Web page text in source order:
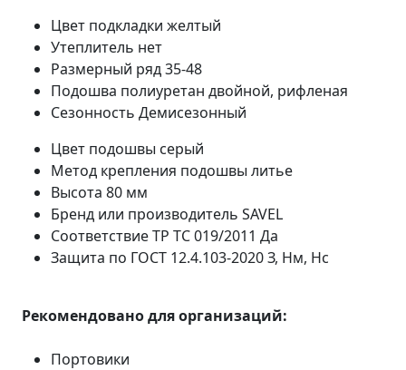
Цвет подкладки желтый
Утеплитель нет
Размерный ряд35-48
Подошва полиуретан двойной, рифленая
Сезонность Демисезонный
Цвет подошвы серый
Метод крепления подошвы литье
Высота 80 мм
Бренд или производитель SAVEL
Соответствие ТР ТС 019/2011 Да
Защита по ГОСТ 12.4.103-2020З, Нм, Нс
Рекомендовано для организаций:
Портовики